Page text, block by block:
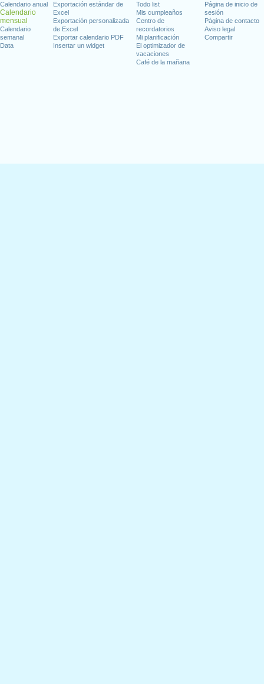
Calendario anual
Calendario
mensual
Calendario
semanal
Data
Exportación estándar de
Excel
Exportación personalizada
de Excel
Exportar calendario PDF
Insertar un widget
Todo list
Mis cumpleaños
Centro de
recordatorios
Mi planificación
El optimizador de
vacaciones
Café de la mañana
Página de inicio de
sesión
Página de contacto
Aviso legal
Compartir